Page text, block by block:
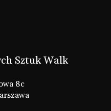
Sztuk Walk
8c